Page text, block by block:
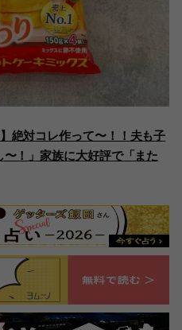
絶対コレ作って〜！！夫も子
！」家族に大好評で「また